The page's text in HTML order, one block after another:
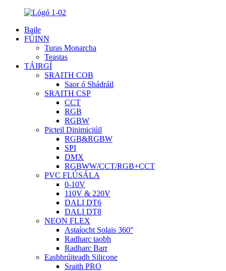
Baile
FÚINN
Turas Monarcha
Teastas
TÁIRGÍ
SRAITH COB
Saor ó Shádráil
SRAITH CSP
CCT
RGB
RGBW
Picteil Dinimiciúil
RGB&RGBW
SPI
DMX
RGBWW/CCT/RGB+CCT
PVC FLÚSÁLA
0-10V
110V & 220V
DALI DT6
DALI DT8
NEON FLEX
Astaíocht Solais 360°
Radharc taobh
Radharc Barr
Easbhrúiteadh Silicone
Sraith PRO